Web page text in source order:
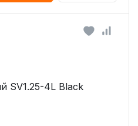
SV1.25-4L Black